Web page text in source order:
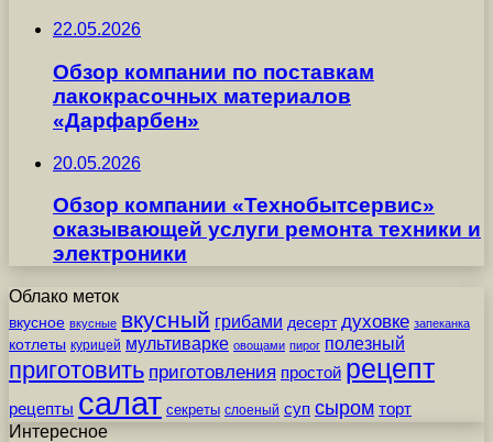
22.05.2026
Обзор компании по поставкам
лакокрасочных материалов
«Дарфарбен»
20.05.2026
Обзор компании «Технобытсервис»
оказывающей услуги ремонта техники и
электроники
Облако меток
вкусное вкусные вкусный грибами десерт духовке запеканка
котлеты курицей мультиварке овощами пирог полезный
приготовить приготовления простой рецепт
рецепты салат секреты слоеный суп сыром торт
Интересное